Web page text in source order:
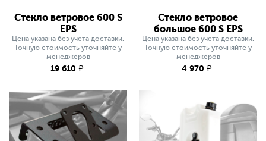
Стекло ветровое 600 S
EPS
Цена указана без учета доставки.
Точную стоимость уточняйте у
менеджеров
19 610 q
Стекло ветровое
большое 600 S EPS
Цена указана без учета доставки.
Точную стоимость уточняйте у
менеджеров
4 970 q